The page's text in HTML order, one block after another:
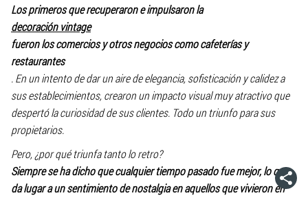
Los primeros que recuperaron e impulsaron la
decoración vintage
fueron los comercios y otros negocios como cafeterías y
restaurantes
. En un intento de dar un aire de elegancia, sofisticación y calidez a
sus establecimientos, crearon un impacto visual muy atractivo que
despertó la curiosidad de sus clientes. Todo un triunfo para sus
propietarios.
Pero, ¿por qué triunfa tanto lo retro?
Siempre se ha dicho que cualquier tiempo pasado fue mejor, lo que
da lugar a un sentimiento de nostalgia en aquellos que vivieron en